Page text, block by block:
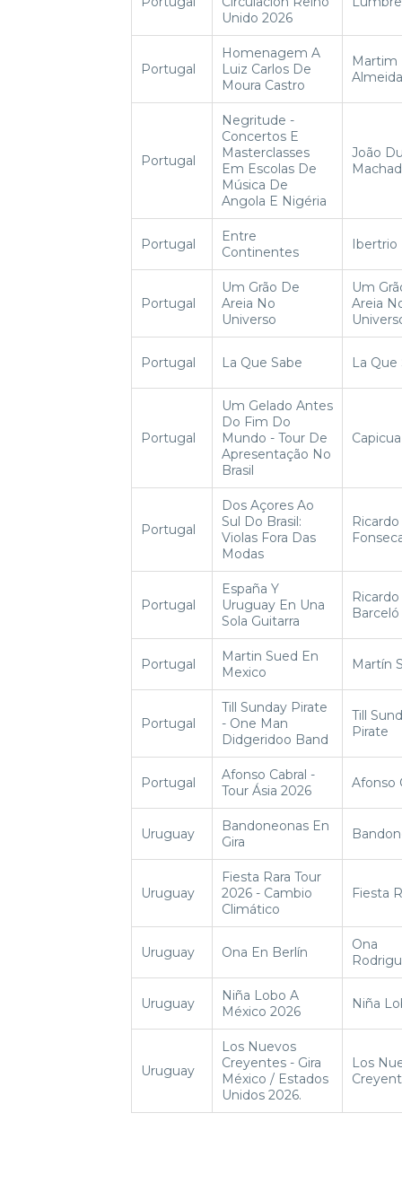
Unido 2026
Portugal
Homenagem A
Luiz Carlos De
Moura Castro
Martim
Almeida
Portugal
Negritude -
Concertos E
Masterclasses
Em Escolas De
Música De
Angola E Nigéria
João
Portugal
Entre
Continentes
Ibertrio
Portugal
Um Grão De
Areia No
Universo
Um
Areia
Portugal La Que Sabe La Que
Portugal
Um Gelado Antes
Do Fim Do
Mundo - Tour De
Apresentação No
Brasil
Capicua
Portugal
Dos Açores Ao
Sul Do Brasil:
Violas Fora Das
Modas
Ricardo
Portugal
España Y
Uruguay En Una
Sola Guitarra
Ricardo
Barceló
Portugal
Martin Sued En
Mexico
Martín
Portugal
Till Sunday Pirate
- One Man
Didgeridoo Band
Till
Pirate
Portugal
Afonso Cabral -
Tour Ásia 2026
Afonso
Uruguay
Bandoneonas En
Gira
Uruguay
Fiesta Rara Tour
2026 - Cambio
Climático
Fiesta
Uruguay Ona En Berlín
Ona
Uruguay
Niña Lobo A
México 2026
Niña
Uruguay
Los Nuevos
Creyentes - Gira
México / Estados
Unidos 2026.
Los